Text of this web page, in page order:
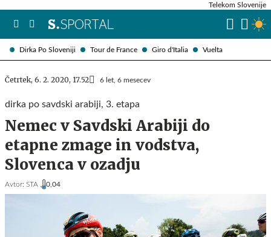
Dirka Po Sloveniji Tour de France Giro d'Italia Vuelta
Telekom Slovenije
Četrtek, 6. 2. 2020, 17.52 6 let, 6 mesecev
dirka po savdski arabiji, 3. etapa
Nemec v Savdski Arabiji do
etapne zmage in vodstva,
Slovenca v ozadju
Avtor: STA , 0,04